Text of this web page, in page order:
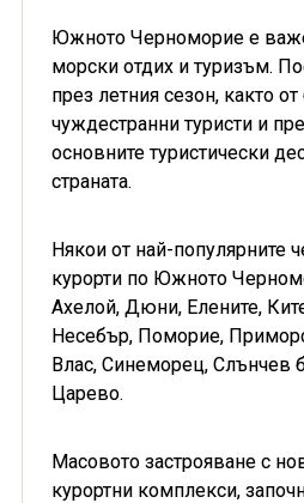
Южното Черноморие е
морски отдих и туризъм.
през летния сезон, както
чуждестранни туристи и
основните туристически
страната.
Някои от най-популярните
курорти по Южното
Ахелой, Дюни, Елените,
Несебър, Поморие,
Влас, Синеморец, Слънчев
Царево.
Масовото застрояване с
курортни комплекси,